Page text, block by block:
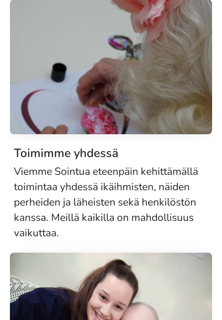
Toimimme yhdessä
Viemme Sointua eteenpäin kehittämällä
toimintaa yhdessä ikäihmisten, näiden
perheiden ja läheisten sekä henkilöstön
kanssa. Meillä kaikilla on mahdollisuus
vaikuttaa.